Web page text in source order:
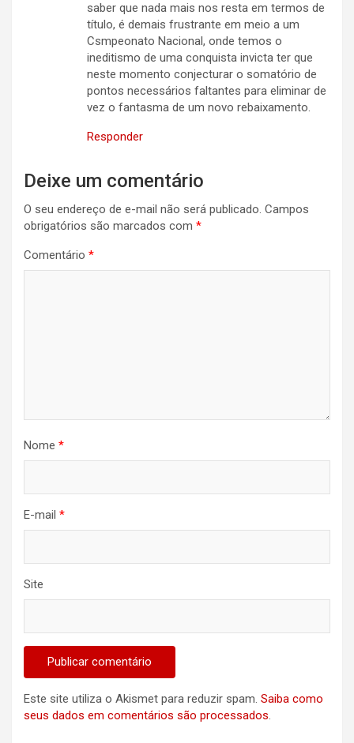
saber que nada mais nos resta em termos de
título, é demais frustrante em meio a um
Csmpeonato Nacional, onde temos o
ineditismo de uma conquista invicta ter que
neste momento conjecturar o somatório de
pontos necessários faltantes para eliminar de
vez o fantasma de um novo rebaixamento.
Responder
Deixe um comentário
O seu endereço de e-mail não será publicado. Campos
obrigatórios são marcados com *
Comentário *
Nome *
E-mail *
Site
Este site utiliza o Akismet para reduzir spam. Saiba como
seus dados em comentários são processados.